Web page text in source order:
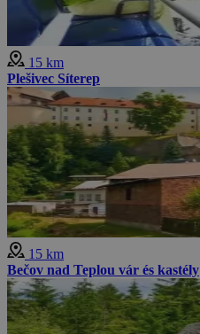
15 km
Plešivec Síterep
15 km
Bečov nad Teplou vár és kastély